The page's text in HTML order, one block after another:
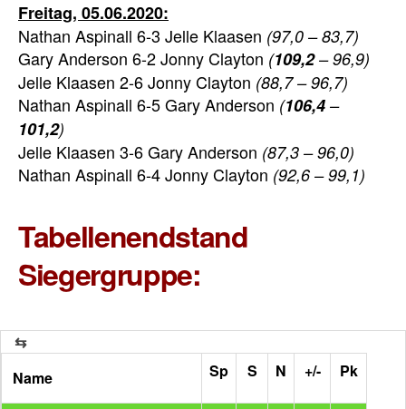
Freitag, 05.06.2020:
Nathan Aspinall 6-3 Jelle Klaasen (97,0 – 83,7)
Gary Anderson 6-2 Jonny Clayton (109,2– 96,9)
Jelle Klaasen 2-6 Jonny Clayton (88,7 – 96,7)
Nathan Aspinall 6-5 Gary Anderson (106,4 –
101,2)
Jelle Klaasen 3-6 Gary Anderson (87,3 – 96,0)
Nathan Aspinall 6-4 Jonny Clayton (92,6 – 99,1)
Tabellenendstand
Siegergruppe:
Name Sp S N +/- Pk